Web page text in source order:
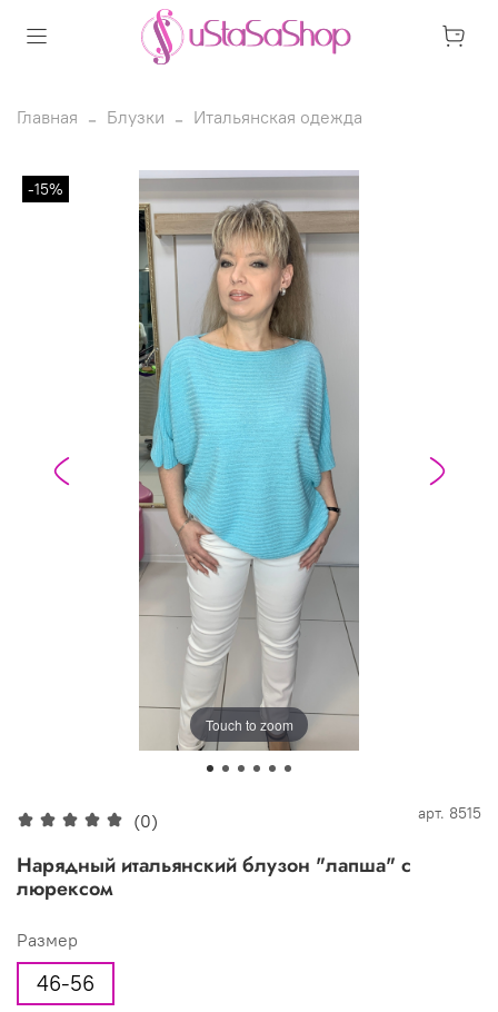
Главная Блузки Итальянская одежда
Touch to zoom
-15%
(0) арт. 8515
Нарядный итальянский блузон "лапша" с
люрексом
Размер
46-56